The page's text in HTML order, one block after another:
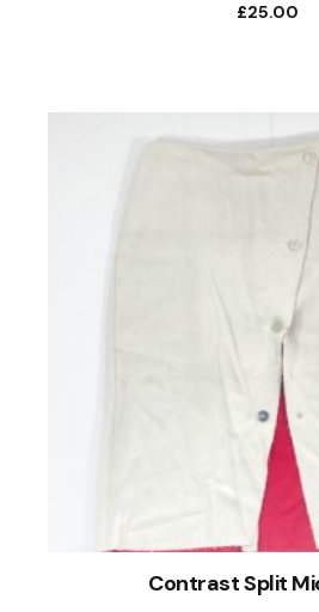
£25.00
Contrast Split